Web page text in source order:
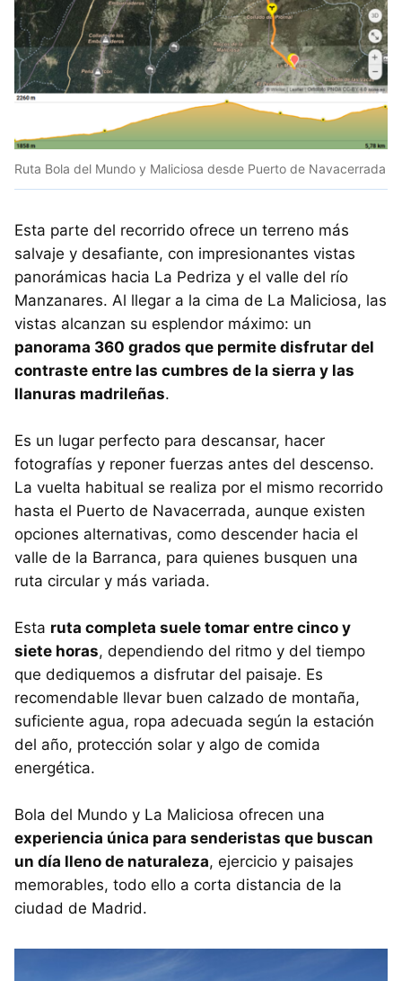
Ruta Bola del Mundo y Maliciosa desde Puerto de Navacerrada
Esta parte del recorrido ofrece un terreno más
salvaje y desafiante, con impresionantes vistas
panorámicas hacia La Pedriza y el valle del río
Manzanares. Al llegar a la cima de La Maliciosa, las
vistas alcanzan su esplendor máximo: un
panorama 360 grados que permite disfrutar del
contraste entre las cumbres de la sierra y las
llanuras madrileñas.
Es un lugar perfecto para descansar, hacer
fotografías y reponer fuerzas antes del descenso.
La vuelta habitual se realiza por el mismo recorrido
hasta el Puerto de Navacerrada, aunque existen
opciones alternativas, como descender hacia el
valle de la Barranca, para quienes busquen una
ruta circular y más variada.
Esta ruta completa suele tomar entre cinco y
siete horas, dependiendo del ritmo y del tiempo
que dediquemos a disfrutar del paisaje. Es
recomendable llevar buen calzado de montaña,
suficiente agua, ropa adecuada según la estación
del año, protección solar y algo de comida
energética.
Bola del Mundo y La Maliciosa ofrecen una
experiencia única para senderistas que buscan
un día lleno de naturaleza, ejercicio y paisajes
memorables, todo ello a corta distancia de la
ciudad de Madrid.